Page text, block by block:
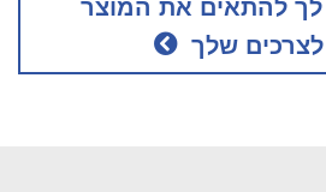
לך להתאים את המוצר
לצרכים שלך